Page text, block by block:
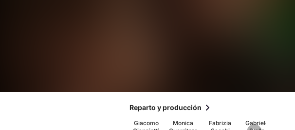
Reparto y producción
Giacomo
Monica
Fabrizia
Gabriele